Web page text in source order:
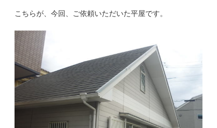
こちらが、今回、ご依頼いただいた平屋です。